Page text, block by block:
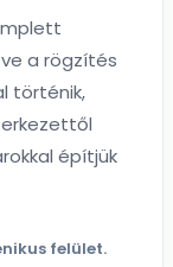
a rögzítés
történik,
építjük
felület.